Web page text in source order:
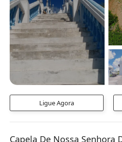
Ligue Agora
Capela De Nossa Senhora